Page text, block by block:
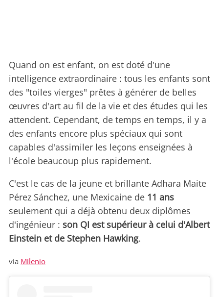
Quand on est enfant, on est doté d'une
intelligence extraordinaire : tous les enfants sont
des "toiles vierges" prêtes à générer de belles
œuvres d'art au fil de la vie et des études qui les
attendent. Cependant, de temps en temps, il y a
des enfants encore plus spéciaux qui sont
capables d'assimiler les leçons enseignées à
l'école beaucoup plus rapidement.
C'est le cas de la jeune et brillante Adhara Maite
Pérez Sánchez, une Mexicaine de 11 ans
seulement qui a déjà obtenu deux diplômes
d'ingénieur : son QI est supérieur à celui d'Albert
Einstein et de Stephen Hawking.
via Milenio